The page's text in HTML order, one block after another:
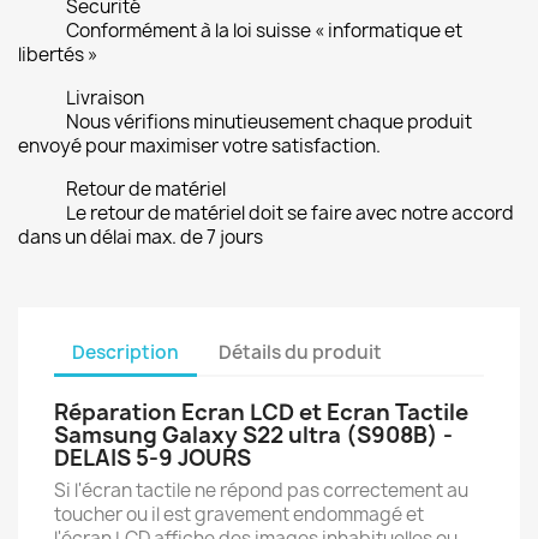
Securité
Conformément à la loi suisse « informatique et
libertés »
Livraison
Nous vérifions minutieusement chaque produit
envoyé pour maximiser votre satisfaction.
Retour de matériel
Le retour de matériel doit se faire avec notre accord
dans un délai max. de 7 jours
Description Détails du produit
Réparation Ecran LCD et Ecran Tactile
Samsung Galaxy S22 ultra (S908B) -
DELAIS 5-9 JOURS
Si l'écran tactile ne répond pas correctement au
toucher ou il est gravement endommagé et